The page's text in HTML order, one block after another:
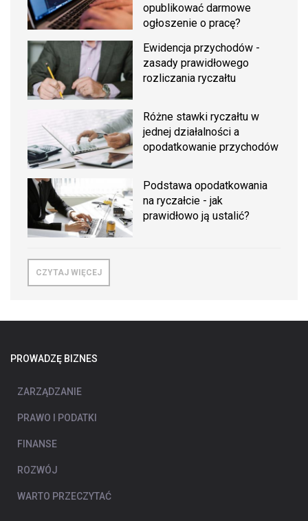
opublikować darmowe
ogłoszenie o pracę?
Ewidencja przychodów -
zasady prawidłowego
rozliczania ryczałtu
Różne stawki ryczałtu w
jednej działalności a
opodatkowanie przychodów
Podstawa opodatkowania
na ryczałcie - jak
prawidłowo ją ustalić?
CZYTAJ WIĘCEJ
PROWADZĘ BIZNES
ZARZĄDZANIE
PRAWO I PODATKI
FINANSE
ROZWÓJ
WARTO PRZECZYTAĆ